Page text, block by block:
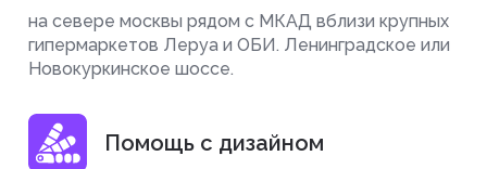
на севере москвы рядом с МКАД вблизи крупных
гипермаркетов Леруа и ОБИ. Ленинградское или
Новокуркинское шоссе.
Помощь с дизайном